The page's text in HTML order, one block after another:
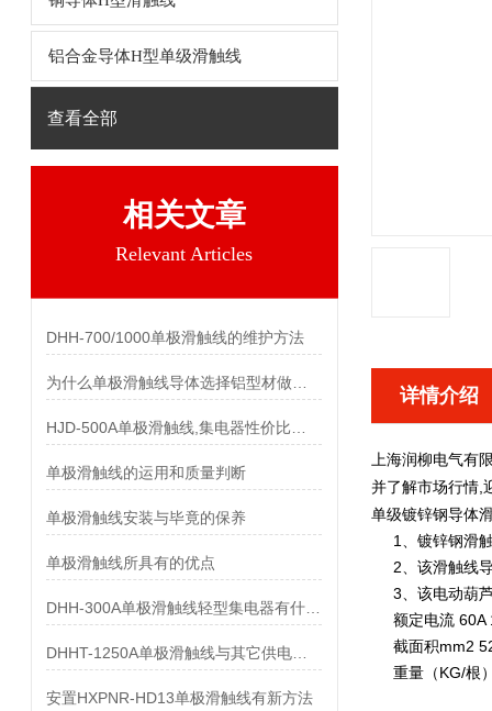
铝合金导体H型单级滑触线
查看全部
相关文章
Relevant Articles
DHH-700/1000单极滑触线的维护方法
单极滑触线的运用和质量判断
单极滑触线安装与毕竟的保养
单极滑触线所具有的优点
安置HXPNR-HD13单极滑触线有新方法
详情介绍
上海润柳电气有
并了解市场行情,
单级镀锌钢导体
1、镀锌钢滑触
2、该滑触线导
3、该电动葫芦
额定电流 60A
截面积mm2
重量（KG/根